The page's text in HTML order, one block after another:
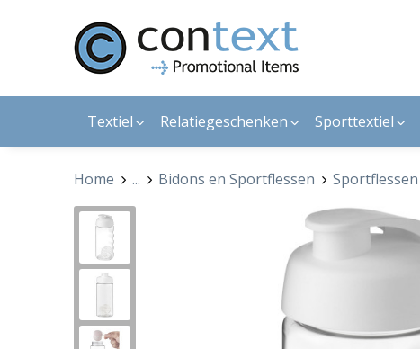
Textiel Relatiegeschenken Sporttextiel
Home ... Bidons en Sportflessen Sportflessen